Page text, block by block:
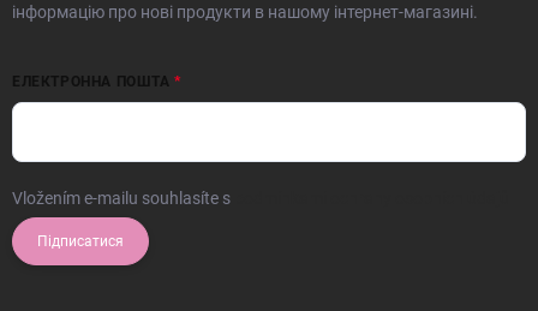
інформацію про нові продукти в нашому інтернет-магазині.
ЕЛЕКТРОННА ПОШТА
Vložením e-mailu souhlasíte s
Підписатися